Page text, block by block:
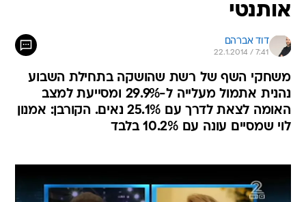
אותנטי
דוד אברהם
22.1.2014 / 7:41
משחקי השף של רשת שהושקה בתחילת השבוע
נהנית אתמול מעלייה ל-29.9% ומסייעת למצב
האומה לצאת לדרך עם 25.1% נאים. הקורבן: אמנון
לוי שמסיים עונה עם 10.2% בלבד